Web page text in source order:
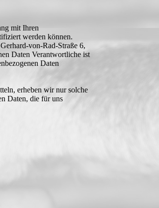
mit Ihren
werden können.
von-Rad-Straße 6,
Daten Verantwortliche ist
Daten
erheben wir nur solche
Daten, die für uns